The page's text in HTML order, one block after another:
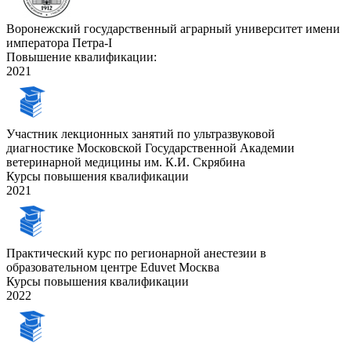
Воронежский государственный аграрный университет имени
императора Петра-I
Повышение квалификации:
2021
Участник лекционных занятий по ультразвуковой
диагностике Московской Государственной Академии
ветеринарной медицины им. К.И. Скрябина
Курсы повышения квалификации
2021
Практический курс по регионарной анестезии в
образовательном центре Eduvet Москва
Курсы повышения квалификации
2022